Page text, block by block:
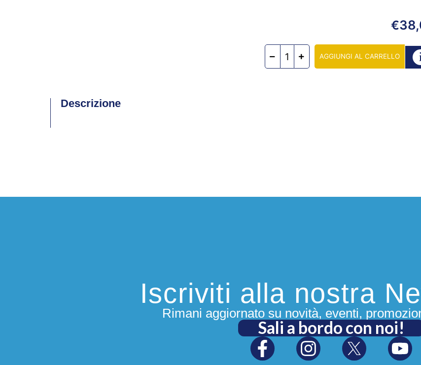
€
AGGIUNGI AL CARRELLO
Descrizione
Iscriviti alla nostra
Rimani aggiornato su novità, eventi,
Sali a bordo con noi!